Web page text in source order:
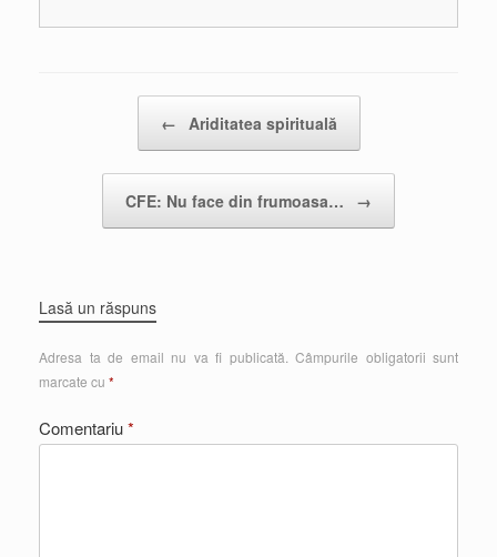
← Ariditatea spirituală
CFE: Nu face din frumoasa… →
Lasă un răspuns
Adresa ta de email nu va fi publicată. Câmpurile obligatorii sunt
marcate cu *
Comentariu*